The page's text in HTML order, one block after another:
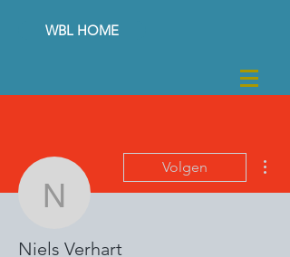
WBL HOME
Niels Verhart
Volgen
Niels Verhart